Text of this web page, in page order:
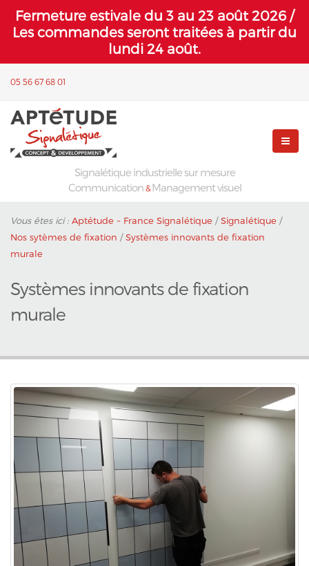
Fermeture estivale du 3 au 23 août 2026 /
Les commandes seront traitées à partir du
lundi 24 août.
05 56 67 68 01
Signalétique industrielle sur mesure
Communication & Management visuel
Vous êtes ici : Aptétude ~ France Signalétique /Signalétique /
Nos sytèmes de fixation /Systèmes innovants de fixation
murale
Systèmes innovants de fixation
murale